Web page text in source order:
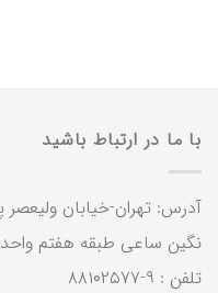
با ما در ارتباط باشید
آدرس: تهران-خیابان
نگین ساعی طبقه هفتم واحد ۷۰۸
تلفن : ۹-۸۸۱۰۲۵۷۷